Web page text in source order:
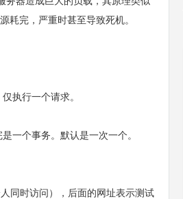
耗完，严重时甚至导致死机。
执行一个请求。
一个事务。默认是一次一个。
同时访问），后面的网址表示测试